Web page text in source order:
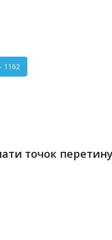
1162
точок перетину